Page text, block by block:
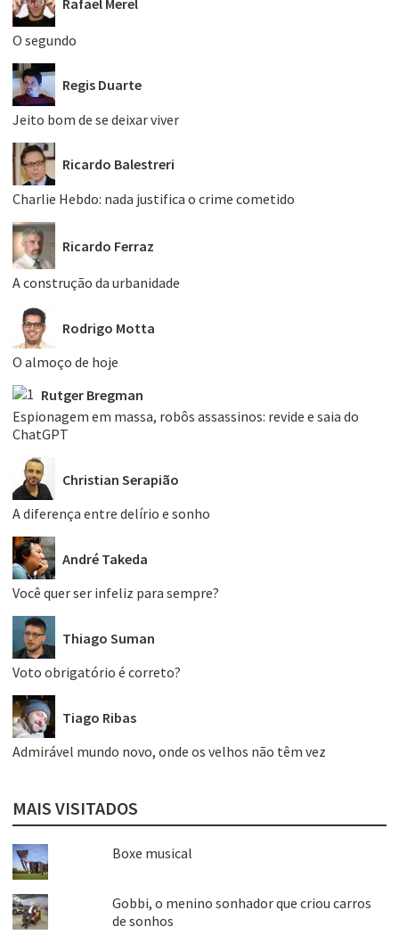
O segundo
Regis Duarte
Jeito bom de se deixar viver
Ricardo Balestreri
Charlie Hebdo: nada justifica o crime cometido
Ricardo Ferraz
A construção da urbanidade
Rodrigo Motta
O almoço de hoje
Rutger Bregman
Espionagem em massa, robôs assassinos: revide e saia do
ChatGPT
Christian Serapião
A diferença entre delírio e sonho
André Takeda
Você quer ser infeliz para sempre?
Thiago Suman
Voto obrigatório é correto?
Tiago Ribas
Admirável mundo novo, onde os velhos não têm vez
MAIS VISITADOS
Boxe musical
Gobbi, o menino sonhador que criou carros
de sonhos